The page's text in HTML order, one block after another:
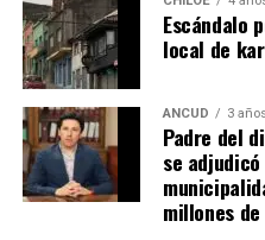
parte de Camila Gómez,
que, a diferencia del
los caminos conducen a…
espera ese gesto por parte
Tomás, los pasos siguen
en pos de que cada
que una llegada a Santiago,
Escándalo
local de
ANCUD 3
Padre del
se
millones